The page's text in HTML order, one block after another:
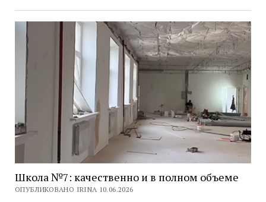
Школа №7: качественно и в полном объеме
ОПУБЛИКОВАНО IRINA 10.06.2026